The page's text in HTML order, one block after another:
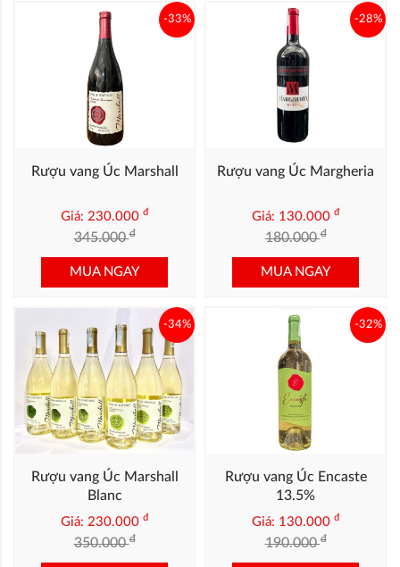
Rượu vang Úc Marshall
Giá: 230.000 đ
345.000đ
-33%
MUA NGAY
Rượu vang Úc Margheria
Giá: 130.000 đ
180.000đ
-28%
MUA NGAY
Rượu vang Úc Marshall
Blanc
Giá: 230.000 đ
350.000đ
-34%
Rượu vang Úc Encaste
13.5%
Giá: 130.000 đ
190.000đ
-32%